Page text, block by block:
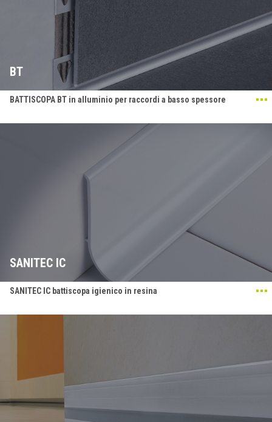
BT
BATTISCOPA BT in alluminio per raccordi a basso spessore
SANITEC IC
SANITEC IC battiscopa igienico in resina